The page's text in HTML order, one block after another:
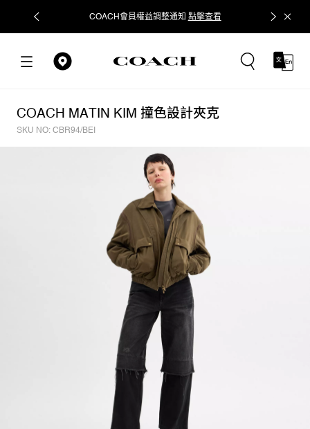
COACH會員權益調整通知 點擊查看 立即追蹤
COACH MATIN KIM 撞色設計夾克
SKU NO: CBR94/BEI